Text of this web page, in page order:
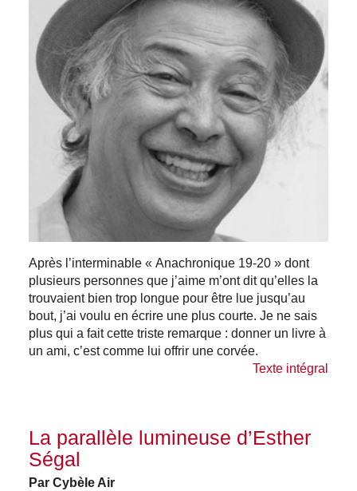
Après l’interminable « Anachronique 19-20 » dont
plusieurs personnes que j’aime m’ont dit qu’elles la
trouvaient bien trop longue pour être lue jusqu’au
bout, j’ai voulu en écrire une plus courte. Je ne sais
plus qui a fait cette triste remarque : donner un livre à
un ami, c’est comme lui offrir une corvée.
Texte intégral
La parallèle lumineuse d’Esther
Ségal
Par Cybèle Air